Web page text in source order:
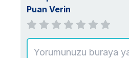
Puan Verin